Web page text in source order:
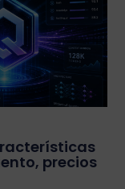
precios